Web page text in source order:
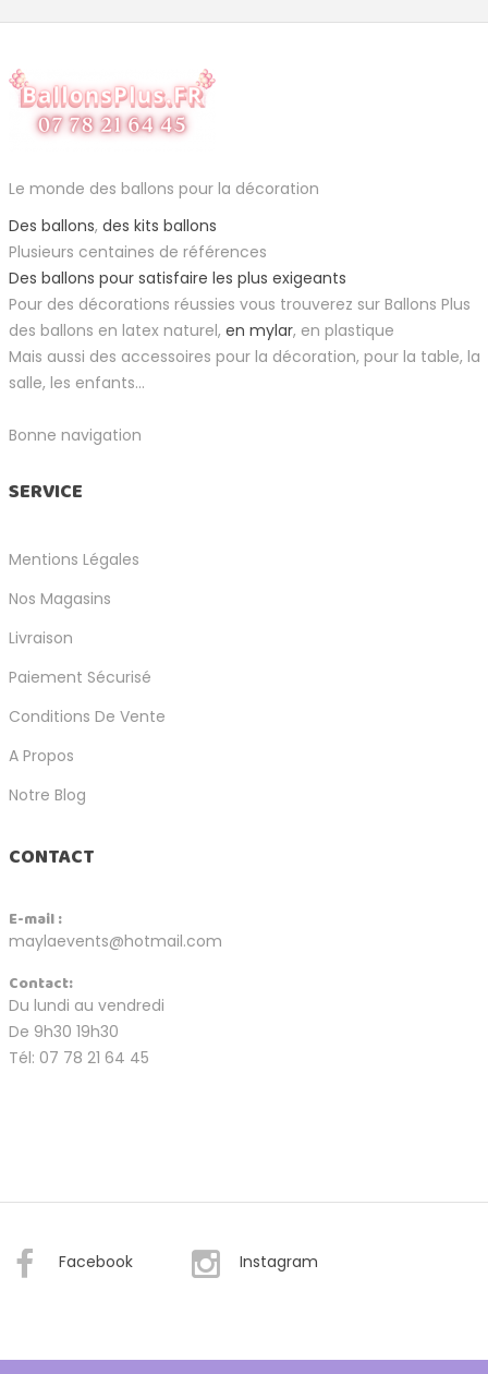
Le monde des ballons pour la décoration
Des ballons, des kits ballons
Plusieurs centaines de références
Des ballons pour satisfaire les plus exigeants
Pour des décorations réussies vous trouverez sur Ballons Plus
des ballons en latex naturel, en mylar, en plastique
Mais aussi des accessoires pour la décoration, pour la table, la
salle, les enfants...
Bonne navigation
SERVICE
Mentions Légales
Nos Magasins
Livraison
Paiement Sécurisé
Conditions De Vente
A Propos
Notre Blog
CONTACT
E-mail :
maylaevents@hotmail.com
Contact:
Du lundi au vendredi
De 9h30 19h30
Tél: 07 78 21 64 45
Facebook Instagram